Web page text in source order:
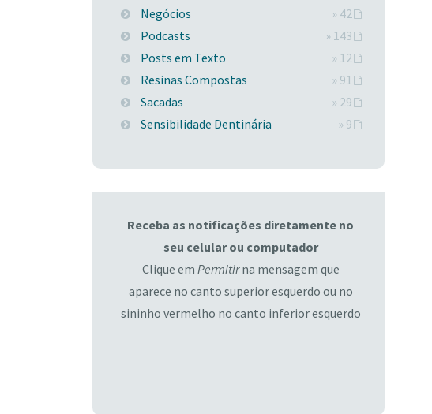
Negócios
» 42
Podcasts
» 143
Posts em Texto
» 12
Resinas Compostas
» 91
Sacadas
» 29
Sensibilidade Dentinária
» 9
Receba as notificações diretamente no
seu celular ou computador
Clique em Permitirna mensagem que
aparece no canto superior esquerdo ou no
sininho vermelho no canto inferior esquerdo